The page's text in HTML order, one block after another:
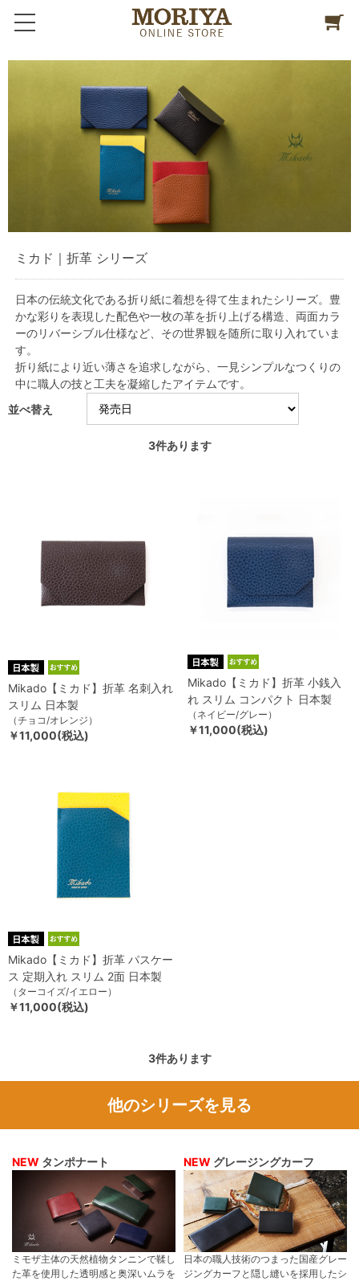
ミカド｜折革 シリーズ
日本の伝統文化である折り紙に着想を得て生まれたシリーズ。豊
かな彩りを表現した配色や一枚の革を折り上げる構造、両面カラ
ーのリバーシブル仕様など、その世界観を随所に取り入れていま
す。
折り紙により近い薄さを追求しながら、一見シンプルなつくりの
中に職人の技と工夫を凝縮したアイテムです。
並べ替え
3件あります
Mikado【ミカド】折革 名刺入れ
スリム 日本製
（チョコ/オレンジ）
￥11,000(税込)
Mikado【ミカド】折革 小銭入
れ スリム コンパクト 日本製
（ネイビー/グレー）
￥11,000(税込)
Mikado【ミカド】折革 パスケー
ス 定期入れ スリム 2面 日本製
（ターコイズ/イエロー）
￥11,000(税込)
3件あります
他のシリーズを見る
NEW タンポナート
ミモザ主体の天然植物タンニンで鞣し
た革を使用した透明感と奥深いムラを
NEW グレージングカーフ
日本の職人技術のつまった国産グレー
ジングカーフと隠し縫いを採用したシ